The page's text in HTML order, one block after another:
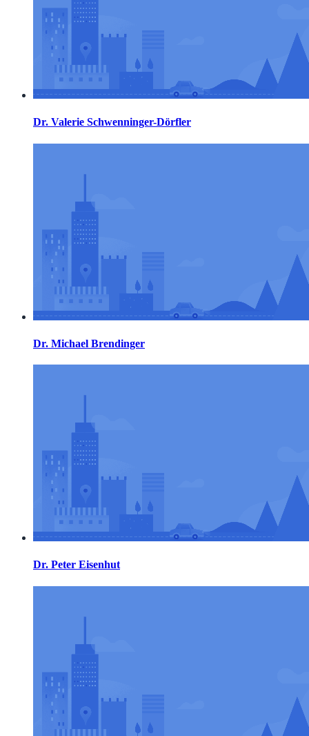
Dr. Valerie Schwenninger-Dörfler
Dr. Michael Brendinger
Dr. Peter Eisenhut